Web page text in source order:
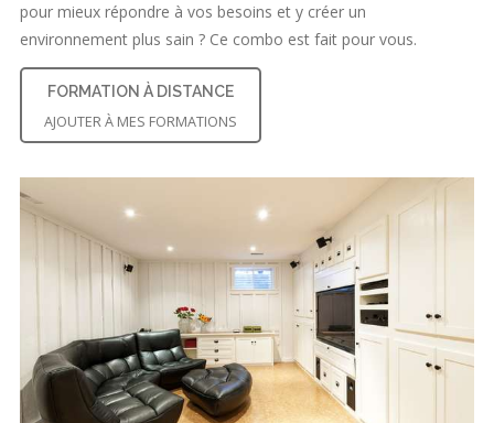
pour mieux répondre à vos besoins et y créer un
environnement plus sain ? Ce combo est fait pour vous.
FORMATION À DISTANCE
AJOUTER À MES FORMATIONS